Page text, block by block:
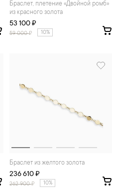
Браслет, плетение «Двойной ромб»
из красного золота
53 100 ₽
59 000₽ 10%
Браслет из желтого золота
236 610 ₽
262 900₽ 10%